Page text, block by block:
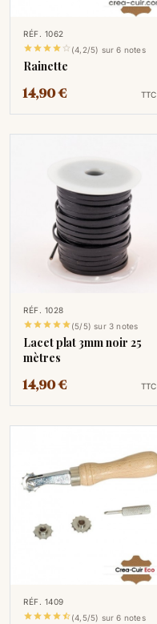
RÉF. 1062
  (4,2/5) sur 6 notes
Rainette
14,90 € TTC
RÉF. 1028
(5/5) sur 3 notes
Lacet plat 3mm noir 25
mètres
14,90 € TTC
RÉF. 1409
(4,5/5) sur 6 notes